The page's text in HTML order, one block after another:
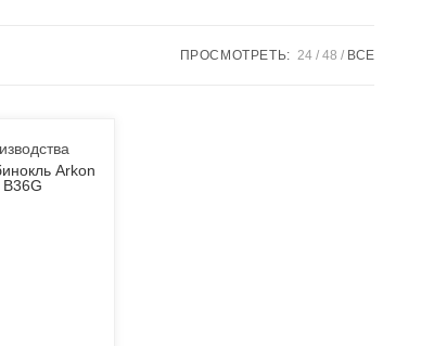
ПРОСМОТРЕТЬ: 24 48 ВСЕ